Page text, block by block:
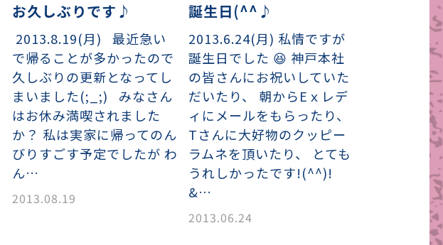
お久しぶりです♪
2013.8.19(月) 最近急い
で帰ることが多かったので
久しぶりの更新となってし
まいました(;_;) みなさん
はお休み満喫されました
か？ 私は実家に帰ってのん
びりすごす予定でしたが わ
ん…
2013.08.19
誕生日(^^♪
2013.6.24(月) 私情ですが
誕生日でした 😆 神戸本社
の皆さんにお祝いしていた
だいたり、 朝からEｘレデ
ィにメールをもらったり、
Tさんに大好物のクッピー
ラムネを頂いたり、 とても
うれしかったです!(^^)!
&…
2013.06.24